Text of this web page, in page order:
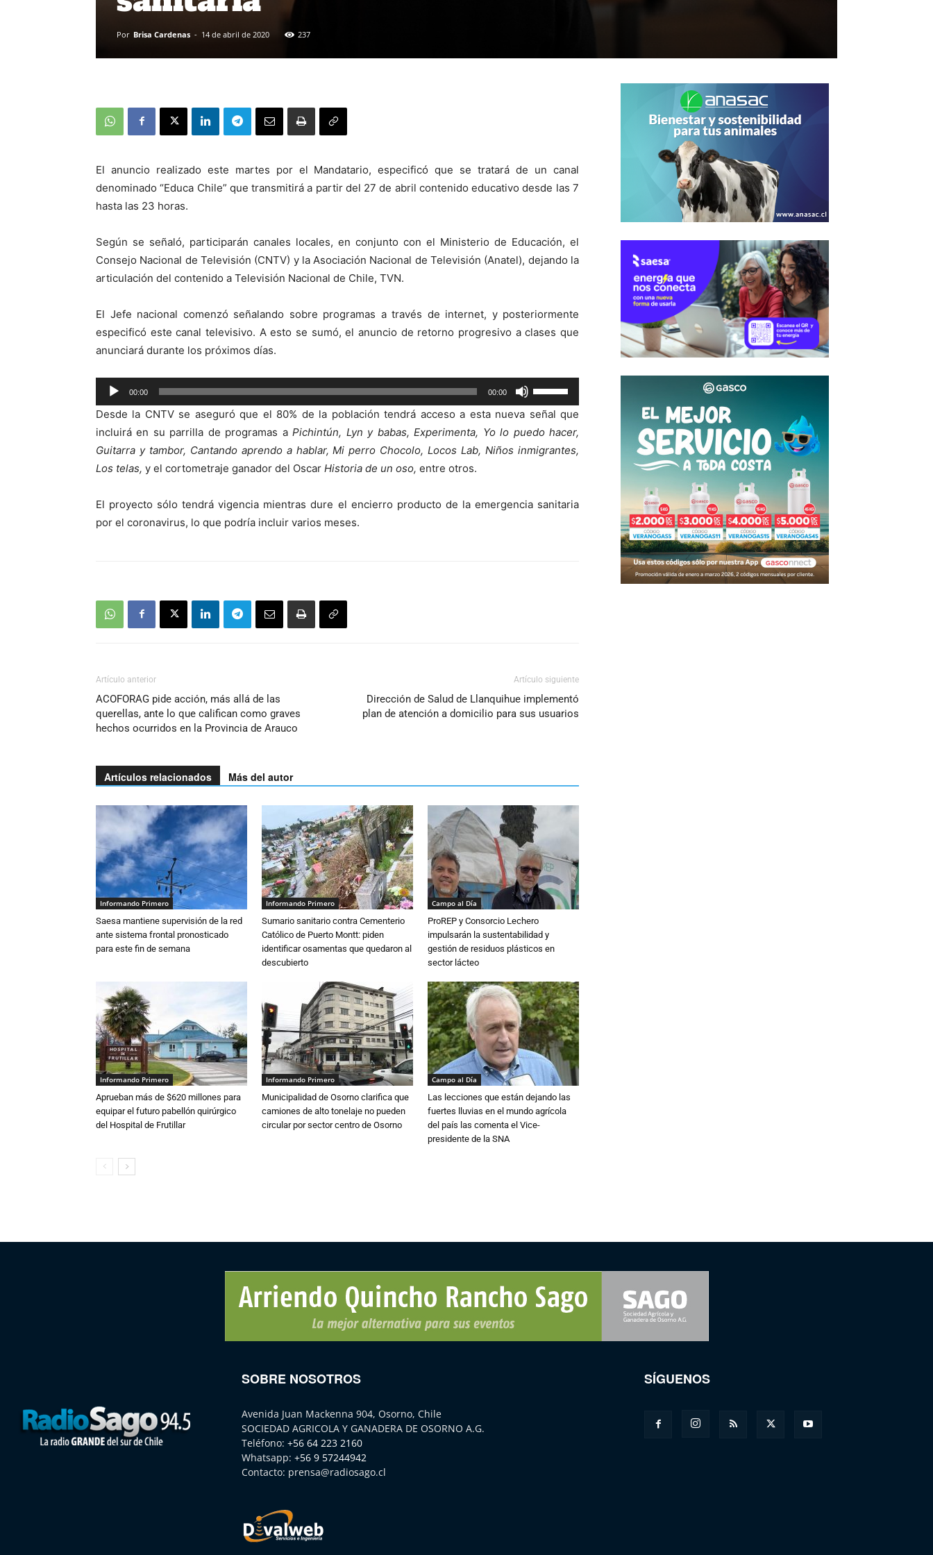
Por Brisa Cardenas - 14 de abril de 2020 237
El anuncio realizado este martes por el Mandatario, especificó que se tratará de un canal
denominado “Educa Chile” que transmitirá a partir del 27 de abril contenido educativo desde las 7
hasta las 23 horas.
Según se señaló, participarán canales locales, en conjunto con el Ministerio de Educación, el
Consejo Nacional de Televisión (CNTV) y la Asociación Nacional de Televisión (Anatel), dejando la
articulación del contenido a Televisión Nacional de Chile, TVN.
El Jefe nacional comenzó señalando sobre programas a través de internet, y posteriormente
especificó este canal televisivo. A esto se sumó, el anuncio de retorno progresivo a clases que
anunciará durante los próximos días.
Reproductor
de
audio
00:00 00:00
las
teclas
de
flecha
aumentar
Desde la CNTV se aseguró que el 80% de la población tendrá acceso a esta nueva señal que
incluirá en su parrilla de programas aPichintún, Lyn y babas, Experimenta, Yo lo puedo hacer,
Guitarra y tambor, Cantando aprendo a hablar, Mi perro Chocolo, Locos Lab, Niños inmigrantes,
Los telas, y el cortometraje ganador del Oscar Historia de un oso, entre otros.
El proyecto sólo tendrá vigencia mientras dure el encierro producto de la emergencia sanitaria
por el coronavirus, lo que podría incluir varios meses.
Artículo anterior
ACOFORAG pide acción, más allá de las
querellas, ante lo que califican como graves
hechos ocurridos en la Provincia de Arauco
Artículo siguiente
Dirección de Salud de Llanquihue implementó
plan de atención a domicilio para sus usuarios
Artículos relacionados Más del autor
Informando Primero
Saesa mantiene supervisión de la red
ante sistema frontal pronosticado
para este fin de semana
Informando Primero
Sumario sanitario contra Cementerio
Católico de Puerto Montt: piden
identificar osamentas que quedaron al
descubierto
Campo al Día
ProREP y Consorcio Lechero
impulsarán la sustentabilidad y
gestión de residuos plásticos en
sector lácteo
Informando Primero
Aprueban más de $620 millones para
equipar el futuro pabellón quirúrgico
del Hospital de Frutillar
Informando Primero
Municipalidad de Osorno clarifica que
camiones de alto tonelaje no pueden
circular por sector centro de Osorno
Campo al Día
Las lecciones que están dejando las
fuertes lluvias en el mundo agrícola
del país las comenta el Vice-
presidente de la SNA
SOBRE NOSOTROS
Avenida Juan Mackenna 904, Osorno, Chile
SOCIEDAD AGRICOLA Y GANADERA DE OSORNO A.G.
Teléfono: +56 64 223 2160
Whatsapp: +56 9 57244942
Contacto: prensa@radiosago.cl
SÍGUENOS